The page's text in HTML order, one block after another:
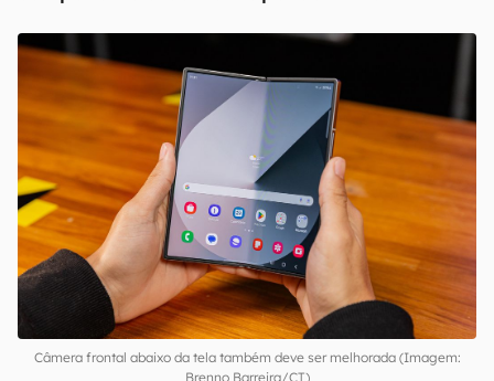
Já a presença deuma câmera abaixo do display
melhoradadeve ser algo inédito para a linha de
celulares com tela flexível. Não se sabe
exatamente o que virá de aprimoramento, mas
ele é considerado necessário, visto que
componente atual tem apenas 4 MP.